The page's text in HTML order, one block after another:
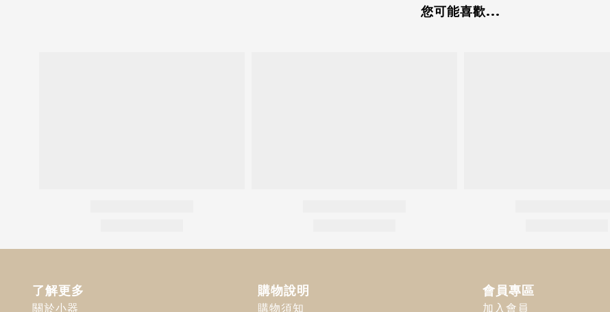
您可能喜歡...
了解更多
關於小器
購物說明
購物須知
會員專區
加入會員